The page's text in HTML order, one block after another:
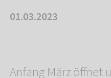
01.03.2023
Anfang März öffnet